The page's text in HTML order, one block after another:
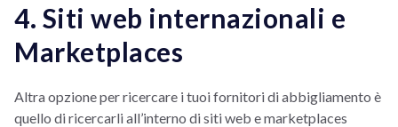
4. Siti web internazionali e
Marketplaces
Altra opzione per ricercare i tuoi fornitori di abbigliamento è
quello di ricercarli all’interno di siti web e marketplaces